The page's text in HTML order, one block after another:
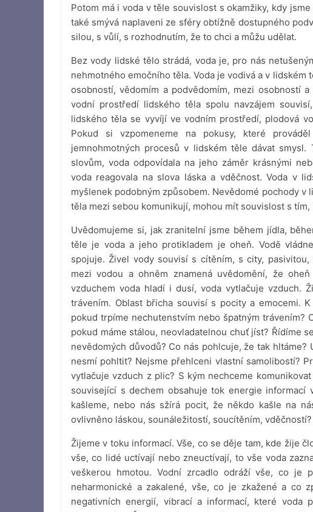
Potom má i voda v těle souvislost s okamžiky, kdy
také smývá naplaveni ze sféry obtížně dostupného
silou, s vůlí, s rozhodnutím, že to chci a můžu udělat.
Bez vody lidské tělo strádá, voda je, pro nás
nehmotného emočního těla. Voda je vodivá a v
osobností, vědomím a podvědomím, mezi osobností
vodní prostředí lidského těla spolu navzájem
lidského těla se vyvíjí ve vodním prostředí, plodová
Pokud si vzpomeneme na pokusy, které
jemnohmotných procesů v lidském těle dávat
slovům, voda odpovídala na jeho záměr krásnými
voda reagovala na slova láska a vděčnost. Voda v
myšlenek podobným způsobem. Nevědomé pochody
těla mezi sebou komunikují, mohou mít souvislost s
Uvědomujeme si, jak zranitelní jsme během jídla,
těle je voda a jeho protikladem je oheň. Vodě
spojuje. Živel vody souvisí s cítěním, s city,
mezi vodou a ohněm znamená uvědomění, že
vzduchem voda hladí i dusí, voda vytlačuje vzduch.
trávením. Oblast břicha souvisí s pocity a emocemi.
pokud trpíme nechutenstvím nebo špatným trávením?
pokud máme stálou, neovladatelnou chuť jíst? Řídíme
nevědomých důvodů? Co nás pohlcuje, že tak
nesmí pohltit? Nejsme přehlceni vlastní samolibostí?
vytlačuje vzduch z plic? S kým nechceme
související s dechem obsahuje tok energie
kašleme, nebo nás sžírá pocit, že někdo kašle na
ovlivněno láskou, sounáležitostí, soucítěním,
Žijeme v toku informací. Vše, co se děje tam, kde žije
vše, co lidé uctívají nebo zneuctívají, to vše voda
veškerou hmotou. Vodní zrcadlo odráží vše, co je
neharmonické a zakalené, vše, co je zkažené a co
negativních energií, vibrací a informací, které voda